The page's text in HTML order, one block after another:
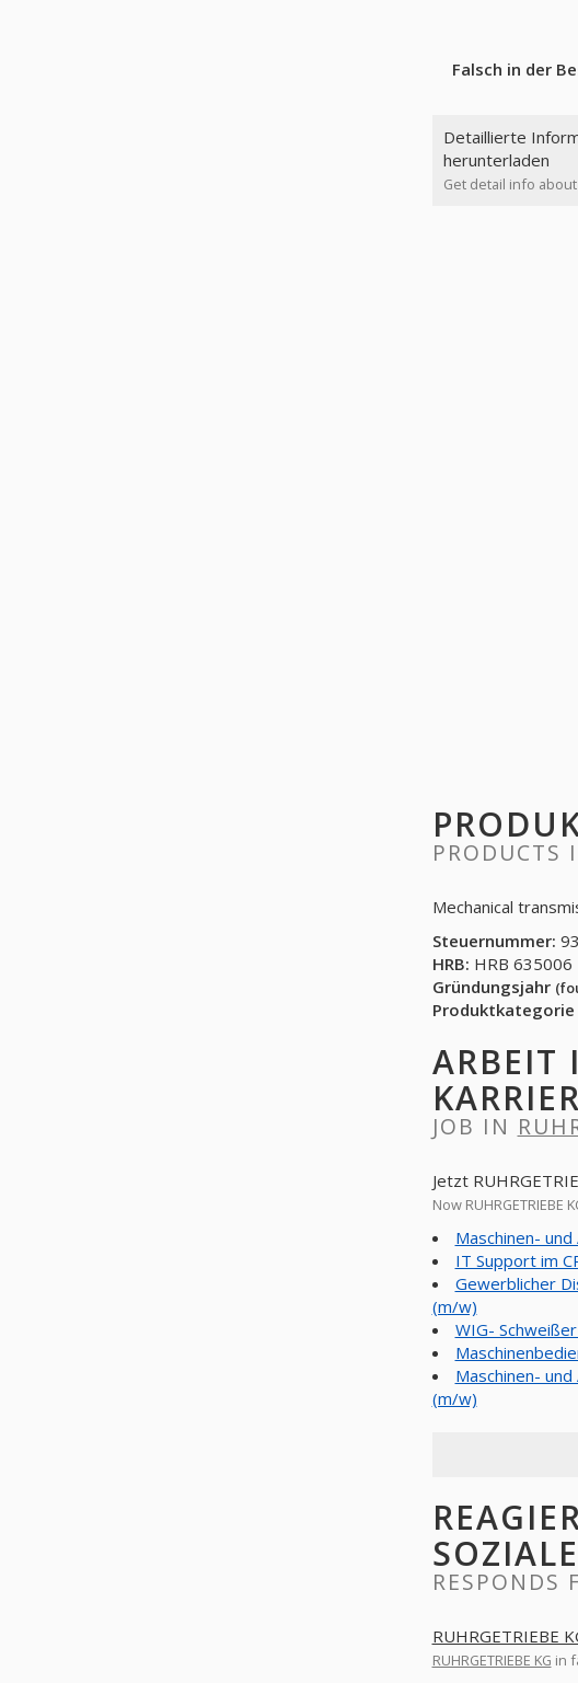
Falsch in der
Detaillierte
herunterladen
Get detail info about
PRODUCTS
Mechanical
Steuernummer:
HRB: HRB 635006
Gründungsjahr
Produktkategorie
ARBEIT
JOB IN
Jetzt
Now
Maschinen-
IT Support im
Gewerblicher
(m/w)
WIG-
Maschinen-
(m/w)
RESPONDS
RUHRGETRIEBE
RUHRGETRIEBE KG in